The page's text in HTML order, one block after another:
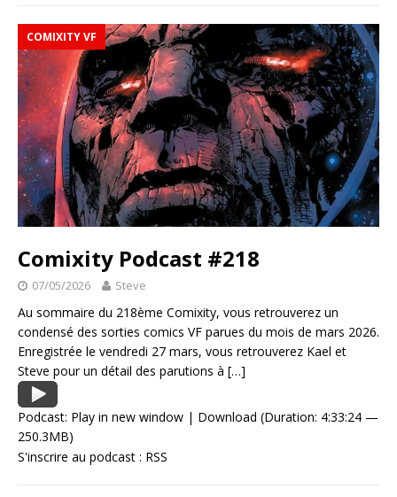
COMIXITY VF
Comixity Podcast #218
07/05/2026 Steve
Au sommaire du 218ème Comixity, vous retrouverez un
condensé des sorties comics VF parues du mois de mars 2026.
Enregistrée le vendredi 27 mars, vous retrouverez Kael et
Steve pour un détail des parutions à […]
Podcast: Play in new window | Download (Duration: 4:33:24 —
250.3MB)
S'inscrire au podcast : RSS